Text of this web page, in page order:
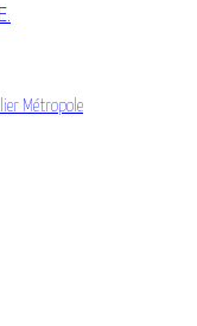
Métropole